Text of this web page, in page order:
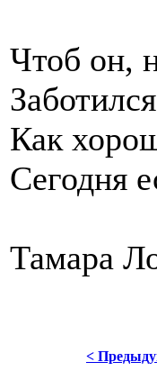
Чтоб он,
Как
Сегодня
Тамара
<